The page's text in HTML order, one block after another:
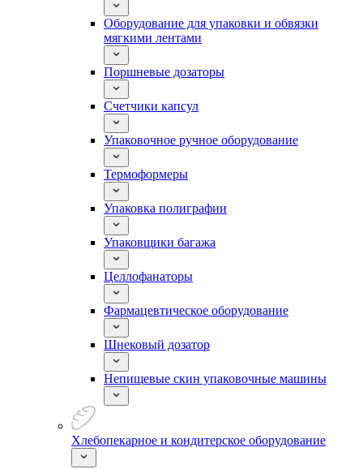
Оборудование для упаковки и обвязки
мягкими лентами
Поршневые дозаторы
Счетчики капсул
Упаковочное ручное оборудование
Термоформеры
Упаковка полиграфии
Упаковщики багажа
Целлофанаторы
Фармацевтическое оборудование
Шнековый дозатор
Непищевые скин упаковочные машины
Хлебопекарное и кондитерское оборудование